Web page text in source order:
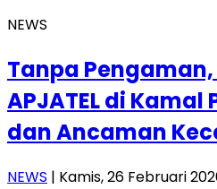
NEWS
Tanpa
APJATEL di
dan Ancaman
NEWS | Kamis, 26 Februari